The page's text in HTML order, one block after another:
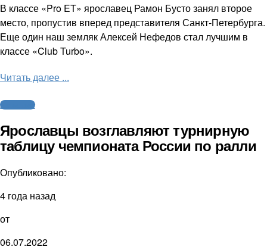
В классе «Pro ET» ярославец Рамон Бусто занял второе
место, пропустив вперед представителя Санкт-Петербурга.
Еще один наш земляк Алексей Нефедов стал лучшим в
классе «Club Turbo».
Читать далее ...
Автоспорт
Ярославцы возглавляют турнирную
таблицу чемпионата России по ралли
Опубликовано:
4 года назад
от
06.07.2022